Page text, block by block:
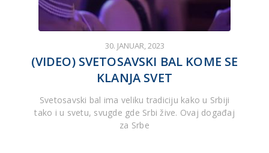
30. JANUAR, 2023
(VIDEO) SVETOSAVSKI BAL KOME SE
KLANJA SVET
Svetosavski bal ima veliku tradiciju kako u Srbiji
tako i u svetu, svugde gde Srbi žive. Ovaj događaj
za Srbe